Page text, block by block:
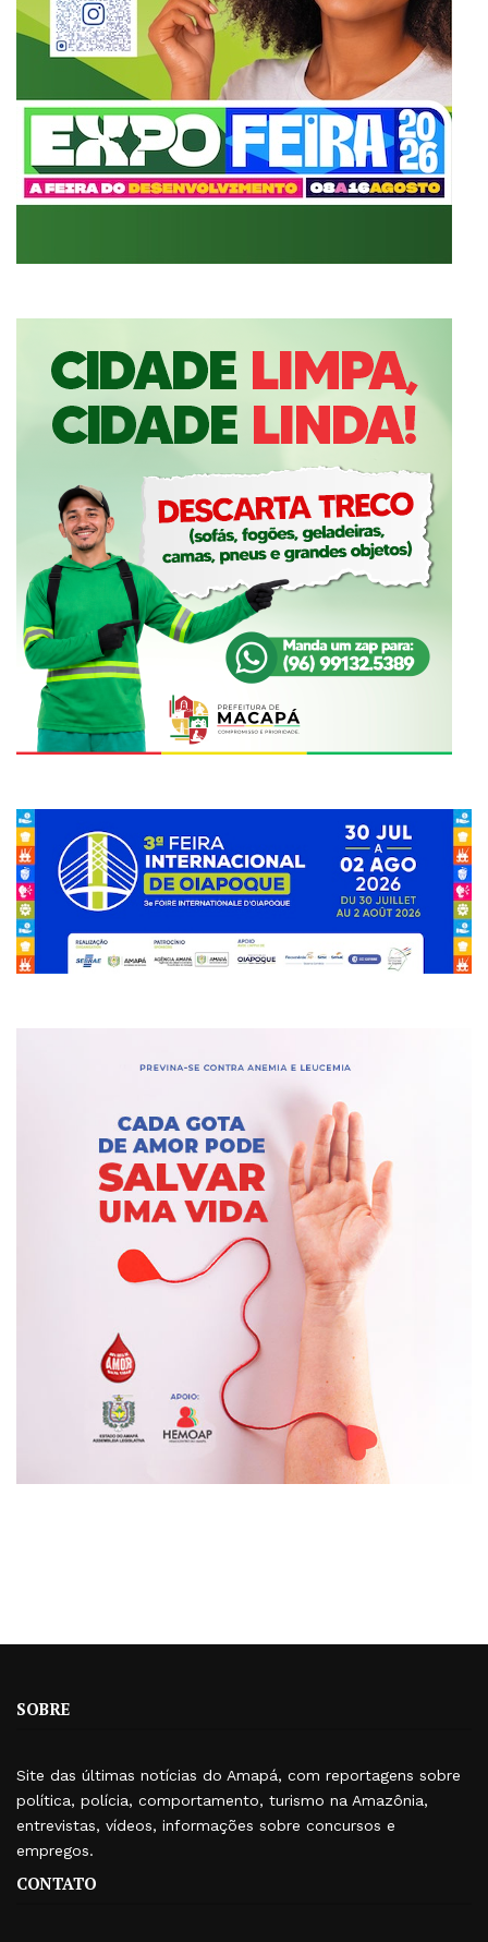
SOBRE
Site das últimas notícias do Amapá, com reportagens sobre
política, polícia, comportamento, turismo na Amazônia,
entrevistas, vídeos, informações sobre concursos e
empregos.
CONTATO